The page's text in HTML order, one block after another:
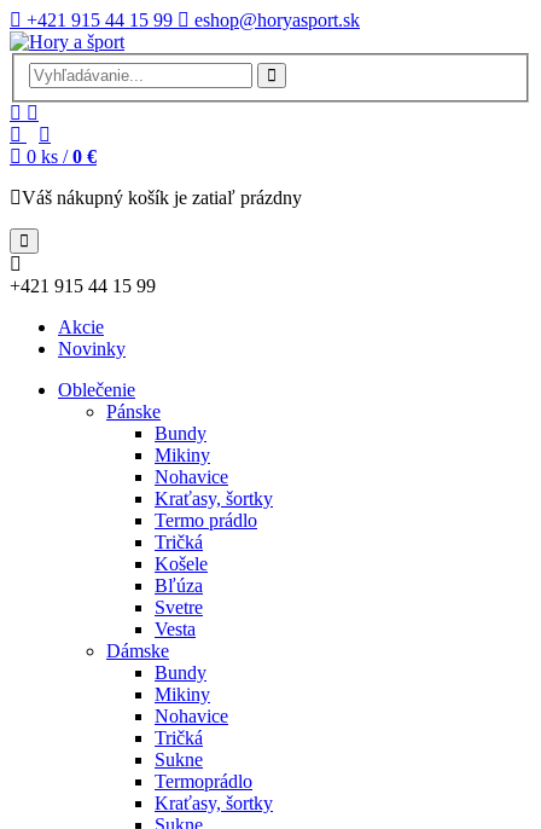
+421 915 44 15 99 eshop@horyasport.sk
0 ks / 0 €
Váš nákupný košík je zatiaľ prázdny
+421 915 44 15 99
Akcie
Novinky
Oblečenie
Pánske
Bundy
Mikiny
Nohavice
Kraťasy, šortky
Termo prádlo
Tričká
Košele
Bľúza
Svetre
Vesta
Dámske
Bundy
Mikiny
Nohavice
Tričká
Sukne
Termoprádlo
Kraťasy, šortky
Sukne